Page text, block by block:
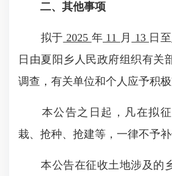
二、其他事项
拟于 2025 年 11 月 13 日至
日由夏阳乡人民政府组织有关
调查，有关单位和个人应予积极
本公告之日起，凡在拟征
栽、抢种、抢建等，一律不予补
本公告在征收土地涉及的